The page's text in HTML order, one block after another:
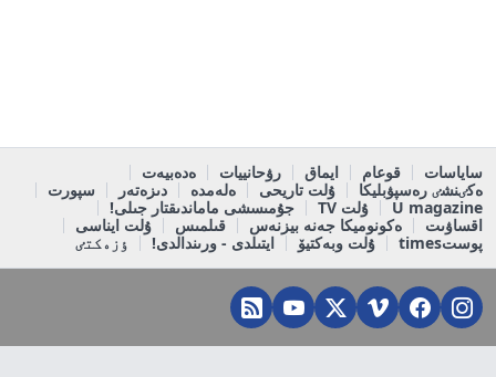
ساياسات قوعام ايماق رۋحانييات
ەدەبيەت
ەكٸنشٸ رەسپۋبليكا
ۇلت تاريحى ەلەمدە دىزەتەر
سپورت
U magazine
ۇلت TV
جۇمىسشى ماماندىقتار جىلى!
اقساۋىت
ەكونوميكا جەنە بيزنەس قىلمىس
ۇلت ايناسى
پوستtimes
ۇلت وبەكتيۆ ايتىلدى - ورىندالدى! ٶزەكتٸ